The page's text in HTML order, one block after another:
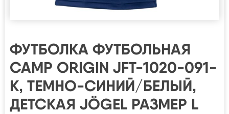
ФУТБОЛКА ФУТБОЛЬНАЯ
CAMP ORIGIN JFT-1020-091-
K, ТЕМНО-СИНИЙ/БЕЛЫЙ,
ДЕТСКАЯ JÖGEL РАЗМЕР L